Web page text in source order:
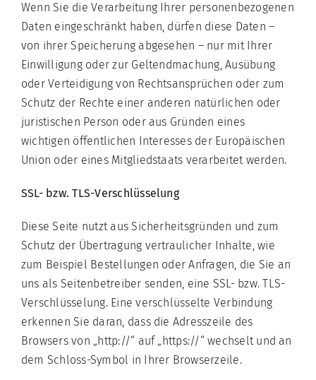
Wenn Sie die Verarbeitung Ihrer personenbezogenen
Daten eingeschränkt haben, dürfen diese Daten –
von ihrer Speicherung abgesehen – nur mit Ihrer
Einwilligung oder zur Geltendmachung, Ausübung
oder Verteidigung von Rechtsansprüchen oder zum
Schutz der Rechte einer anderen natürlichen oder
juristischen Person oder aus Gründen eines
wichtigen öffentlichen Interesses der Europäischen
Union oder eines Mitgliedstaats verarbeitet werden.
SSL- bzw. TLS-Verschlüsselung
Diese Seite nutzt aus Sicherheitsgründen und zum
Schutz der Übertragung vertraulicher Inhalte, wie
zum Beispiel Bestellungen oder Anfragen, die Sie an
uns als Seitenbetreiber senden, eine SSL- bzw. TLS-
Verschlüsselung. Eine verschlüsselte Verbindung
erkennen Sie daran, dass die Adresszeile des
Browsers von „http://“ auf „https://“ wechselt und an
dem Schloss-Symbol in Ihrer Browserzeile.